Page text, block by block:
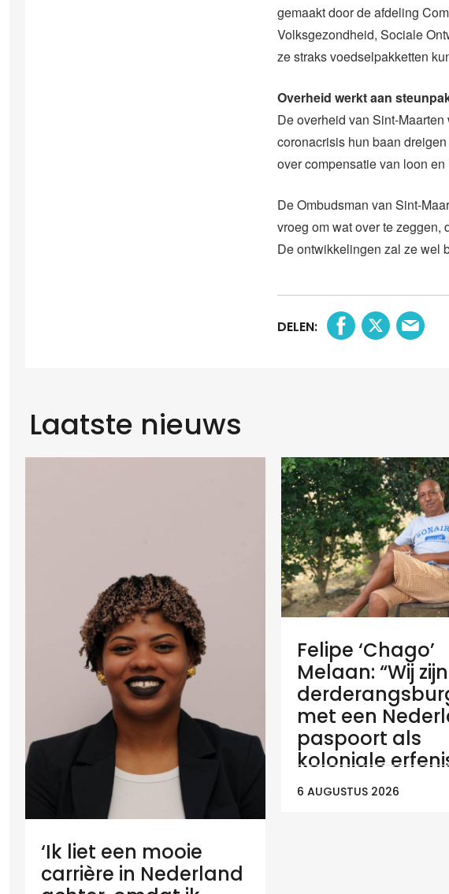
gemaakt door de afdeling
Volksgezondheid, Sociale
ze straks voedselpakketten
Overheid werkt aan
De overheid van Sint-
coronacrisis hun baan
over compensatie van loon
De Ombudsman van Sint-
vroeg om wat over te zeggen,
De ontwikkelingen zal ze wel
DELEN:
Laatste nieuws
‘Ik liet een mooie
carrière in Nederland
Felipe ‘Chago’
Melaan: “Wij zijn
met een
paspoort als
koloniale
6 AUGUSTUS 2026